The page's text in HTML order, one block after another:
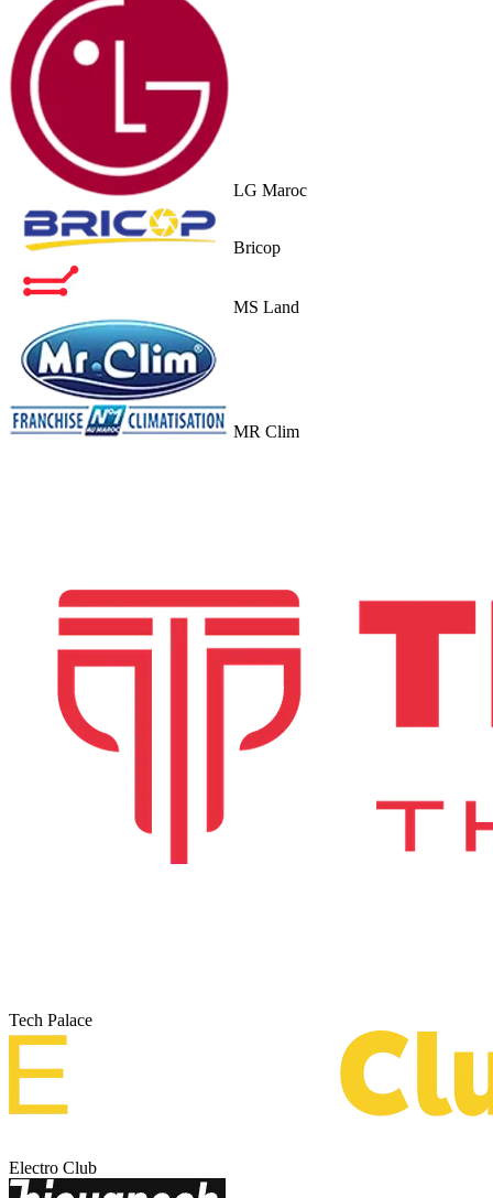
LG Maroc
Bricop
MS Land
MR Clim
Tech Palace
Electro Club